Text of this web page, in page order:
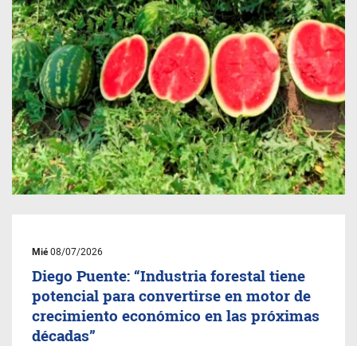
Mié08/07/2026
Diego Puente: “Industria forestal tiene
potencial para convertirse en motor de
crecimiento económico en las próximas
décadas”